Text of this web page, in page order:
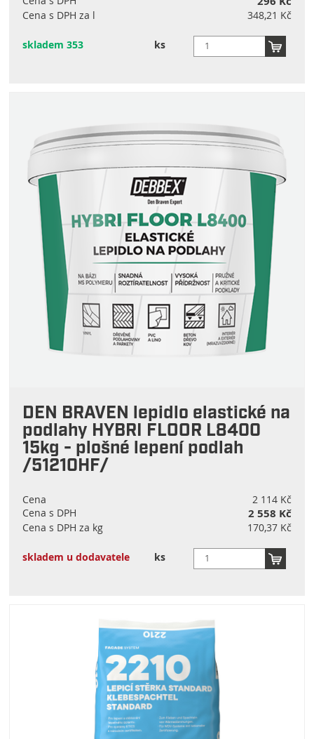
Cena s DPH za l 348,21 Kč
skladem 353 ks
DEN BRAVEN lepidlo elastické na
podlahy HYBRI FLOOR L8400
15kg - plošné lepení podlah
/51210HF/
Cena
2 114 Kč
Cena s DPH
2 558 Kč
Cena s DPH za kg 170,37 Kč
skladem u dodavatele ks